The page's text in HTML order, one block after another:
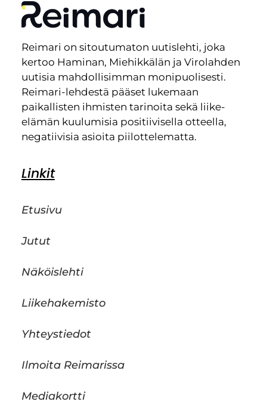
Reimari on sitoutumaton uutislehti, joka
kertoo Haminan, Miehikkälän ja Virolahden
uutisia mahdollisimman monipuolisesti.
Reimari-lehdestä pääset lukemaan
paikallisten ihmisten tarinoita sekä liike-
elämän kuulumisia positiivisella otteella,
negatiivisia asioita piilottelematta.
Linkit
Etusivu
Jutut
Näköislehti
Liikehakemisto
Yhteystiedot
Ilmoita Reimarissa
Mediakortti